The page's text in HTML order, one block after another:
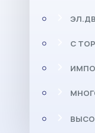
С